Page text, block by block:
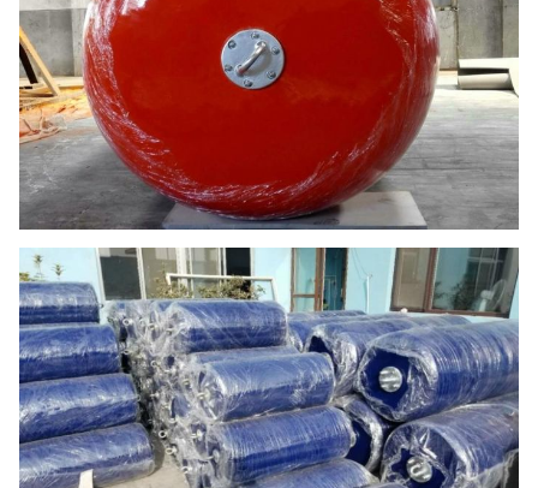
Ø
1200×2400L
390
Ø
1350×2500L
463
Ø
1500×3000L
3000 624
Ø
1700×3000L
1700 3000 696
Ø
2000×3500L
2000 3500 990
Ø
2000×4000L
2000 4000 1110
Ø
2200 4500 1396